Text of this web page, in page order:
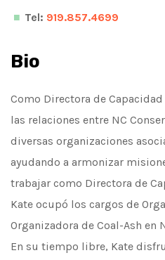
Tel: 919.857.4699
Bio
Como Directora de
las relaciones entre NC
diversas organizaciones
ayudando a armonizar
trabajar como Directora de
Kate ocupó los cargos de
Organizadora de Coal-Ash en
En su tiempo libre, Kate